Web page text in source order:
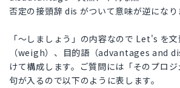
否定の接頭辞 dis がついて意味が逆になり
「～しましょう」の内容なので Let's を
（weigh）、目的語（advantages and
けて構成します。ご質問には「そのプロ
句が入るので以下のように表します。